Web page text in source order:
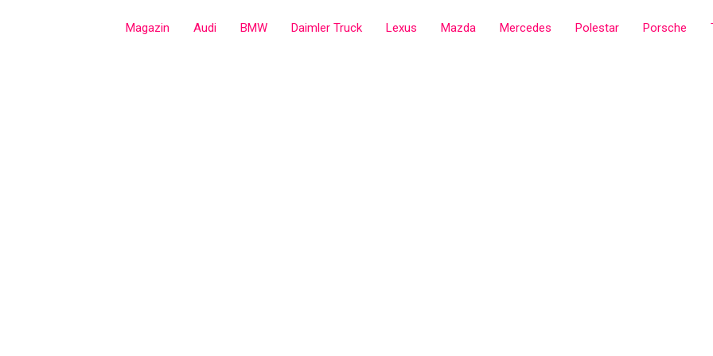
Magazin Audi BMW Daimler Truck Lexus Mazda Mercedes Polestar Porsche